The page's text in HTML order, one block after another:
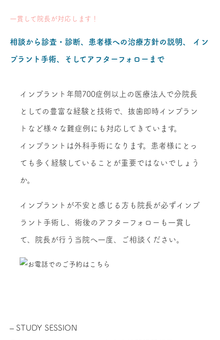
一貫して院長が対応します！
相談から診査・診断、患者様への治療方針の説明、 イン
プラント手術、そしてアフターフォローまで
インプラント年間700症例以上の医療法人で分院長
としての豊富な経験と技術で、抜歯即時インプラン
トなど様々な難症例にも対応してきています。
インプラントは外科手術になります。患者様にとっ
ても多く経験していることが重要ではないでしょう
か。
インプラントが不安と感じる方も 院長が必ずインプ
ラント手術 し、術後のアフターフォローも一貫し
て、 院長が行う当院へ一度、ご相談ください。
– STUDY SESSION